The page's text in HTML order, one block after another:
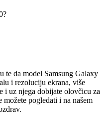
te da model Samsung Galaxy
i rezoluciju ekrana, više
i uz njega dobijate olovčicu za
možete pogledati i na našem